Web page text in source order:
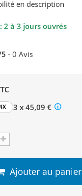
en description
2 à 3 jours ouvrés
5 - 0 Avis
3 x 45,09 €
Ajouter au panier